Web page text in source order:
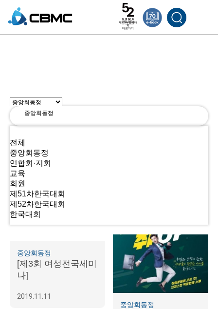
제52차 한국대
회
바로가기
중앙회동정
전체
중앙회동정
연합회·지회
교육
회원
제51차한국대회
제52차한국대회
한국대회
중앙회동정
[제3회 여성전국세미
나]
2019.11.11
중앙회동정